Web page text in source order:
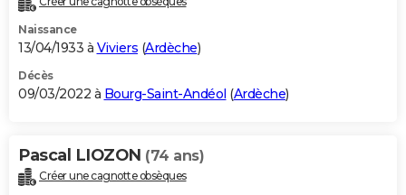
Naissance
13/04/1933 à Viviers (Ardèche)
Décès
09/03/2022 à Bourg-Saint-Andéol (Ardèche)
Pascal LIOZON (74 ans)
Créer une cagnotte obsèques